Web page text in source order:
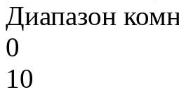
Диапазон
0
10